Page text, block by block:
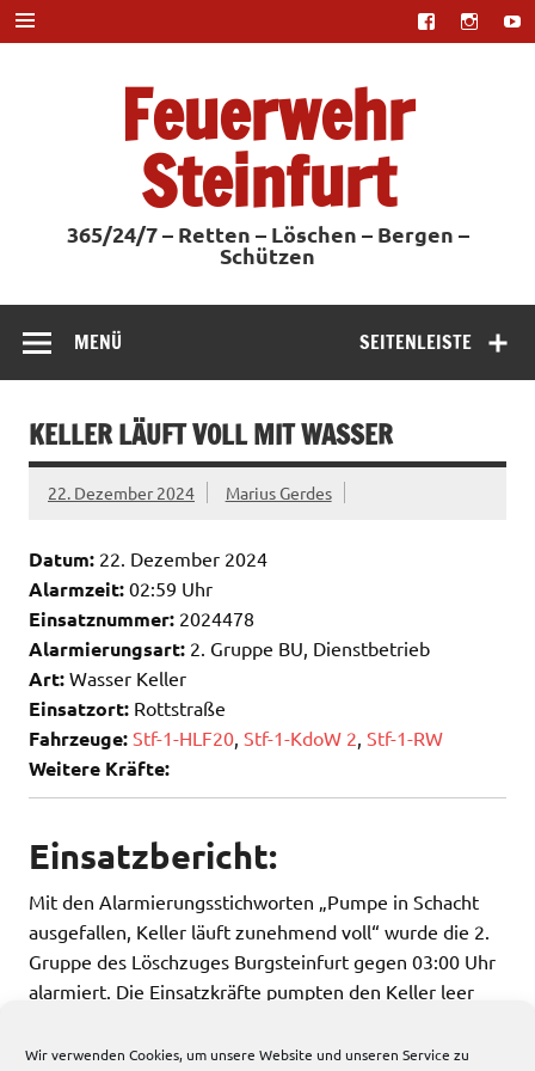
Wir verwenden Cookies, um unsere Website und unseren Service zu
Zum
Inhalt
springen
Feuerwehr
Steinfurt
365/24/7 – Retten – Löschen – Bergen –
Schützen
SEITENLEISTE
MENÜ
KELLER LÄUFT VOLL MIT WASSER
22. Dezember 2024 Marius Gerdes
Datum: 22. Dezember 2024
Alarmzeit: 02:59 Uhr
Einsatznummer: 2024478
Alarmierungsart: 2. Gruppe BU, Dienstbetrieb
Art: Wasser Keller
Einsatzort: Rottstraße
Fahrzeuge: Stf-1-HLF20 Stf-1-KdoW 2 Stf-1-RW
Weitere Kräfte:
Einsatzbericht:
Mit den Alarmierungsstichworten „Pumpe in Schacht
ausgefallen, Keller läuft zunehmend voll“ wurde die 2.
Gruppe des Löschzuges Burgsteinfurt gegen 03:00 Uhr
alarmiert. Die Einsatzkräfte pumpten den Keller leer